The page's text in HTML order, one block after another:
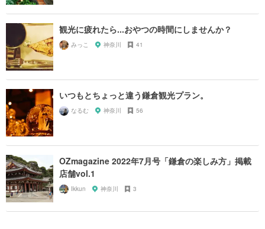
観光に疲れたら...おやつの時間にしませんか？
みっこ 神奈川 41
いつもとちょっと違う鎌倉観光プラン。
なるむ 神奈川 56
OZmagazine 2022年7月号「鎌倉の楽しみ方」掲載
店舗vol.1
Ikkun 神奈川 3